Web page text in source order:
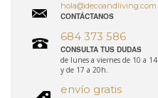
hola@decoandliving.com
CONTÁCTANOS
684 373 586
CONSULTA TUS DUDAS
de lunes a viernes de 10 a 14
y de 17 a 20h.
envío gratis